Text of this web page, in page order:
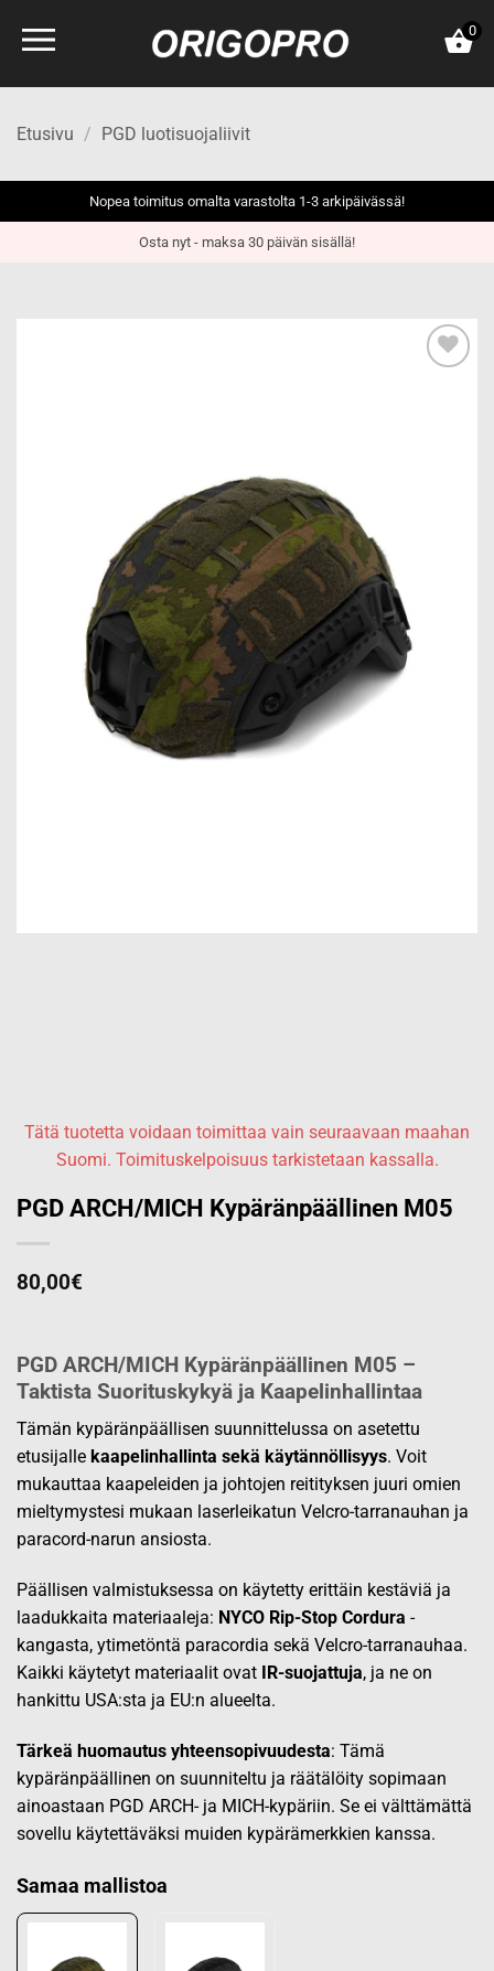
0
Etusivu / PGD luotisuojaliivit
Nopea toimitus omalta varastolta 1-3 arkipäivässä!
Osta nyt - maksa 30 päivän sisällä!
Tätä tuotetta voidaan toimittaa vain seuraavaan maahan
Suomi. Toimituskelpoisuus tarkistetaan kassalla.
PGD ARCH/MICH Kypäränpäällinen M05
80,00€
PGD ARCH/MICH Kypäränpäällinen M05 –
Taktista Suorituskykyä ja Kaapelinhallintaa
Tämän kypäränpäällisen suunnittelussa on asetettu
etusijalle kaapelinhallinta sekä käytännöllisyys. Voit
mukauttaa kaapeleiden ja johtojen reitityksen juuri omien
mieltymystesi mukaan laserleikatun Velcro-tarranauhan ja
paracord-narun ansiosta.
Päällisen valmistuksessa on käytetty erittäin kestäviä ja
laadukkaita materiaaleja: NYCO Rip-Stop Cordura -
kangasta, ytimetöntä paracordia sekä Velcro-tarranauhaa.
Kaikki käytetyt materiaalit ovat
IR-suojattuja, ja ne on
hankittu USA:sta ja EU:n alueelta.
Tärkeä huomautus yhteensopivuudesta: Tämä
kypäränpäällinen on suunniteltu ja räätälöity sopimaan
ainoastaan PGD ARCH- ja MICH-kypäriin. Se ei välttämättä
sovellu käytettäväksi muiden kypärämerkkien kanssa.
Samaa mallistoa